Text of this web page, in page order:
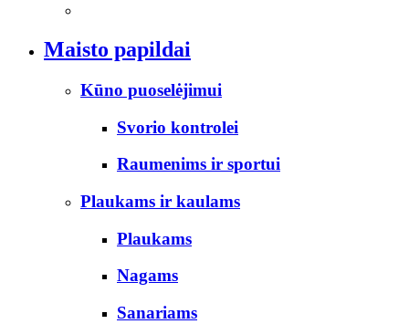
Maisto papildai
Kūno puoselėjimui
Svorio kontrolei
Raumenims ir sportui
Plaukams ir kaulams
Plaukams
Nagams
Sanariams